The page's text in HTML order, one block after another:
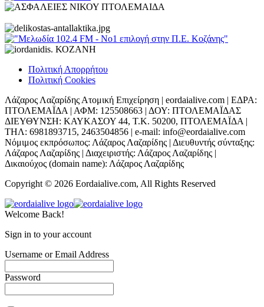
Πολιτική Απορρήτου
Πολιτική Cookies
Λάζαρος Λαζαρίδης Ατομική Επιχείρηση | eordaialive.com | ΕΔΡΑ:
ΠΤΟΛΕΜΑΪΔΑ | ΑΦΜ: 125508663 | ΔΟΥ: ΠΤΟΛΕΜΑΪΔΑΣ
ΔΙΕΥΘΥΝΣΗ: ΚΑΥΚΑΣΟΥ 44, Τ.Κ. 50200, ΠΤΟΛΕΜΑΪΔΑ |
ΤΗΛ: 6981893715, 2463504856 | e-mail: info@eordaialive.com
Νόμιμος εκπρόσωπος: Λάζαρος Λαζαρίδης | Διευθυντής σύνταξης:
Λάζαρος Λαζαρίδης | Διαχειριστής: Λάζαρος Λαζαρίδης |
Δικαιούχος (domain name): Λάζαρος Λαζαρίδης
Copyright © 2026 Eordaialive.com, All Rights Reserved
Welcome Back!
Sign in to your account
Username or Email Address
Password